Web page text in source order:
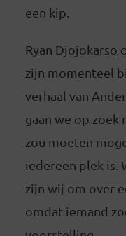
een kip.
Ryan Djojokarso
zijn momenteel
verhaal van
gaan we op zoek
zou moeten
iedereen plek is.
zijn wij om over
omdat iemand